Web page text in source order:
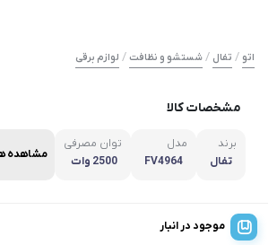
اتو / تفال / شستشو و نظافت / لوازم برقی
مشخصات کالا
برند
تفال
مدل
FV4964
توان مصرفی
2500 وات
مشاهده
موجود در انبار